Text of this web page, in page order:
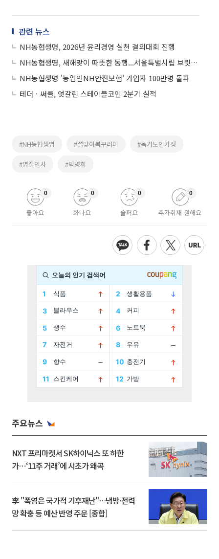
관련 뉴스
NH농협생명, 2026년 윤리경영 실천 결의대회 진행
NH농협생명, 새해맞이 따뜻한 동행...서울특별시립 브릿지종합지원센터 찾아 온정 나눠
NH농협생명 '농업인NH안전보험' 가입자 100만명 돌파
테더ㆍ써클, 엇갈린 스테이블코인 2분기 실적
#NH농협생명 #설맞이복꾸러미 #독거노인가정
#명절인사 #박병희
좋아요
0
화나요
0
슬퍼요
0
추가취재 원해요
0
주요뉴스
NXT 프리마켓서 SK하이닉스 또 하한
가⋯‘11주 거래’에 시초가 왜곡
李 "폭염은 국가적 기후재난"…냉방·전력
망 확충 등 예산 반영 주문 [종합]